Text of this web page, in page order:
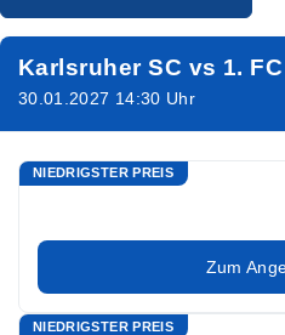
Karlsruher SC vs 1.
30.01.2027 14:30 Uhr
NIEDRIGSTER PREIS
Zum
NIEDRIGSTER PREIS